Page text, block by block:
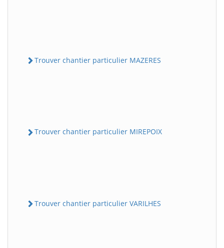
Trouver chantier particulier MAZERES
Trouver chantier particulier MIREPOIX
Trouver chantier particulier VARILHES